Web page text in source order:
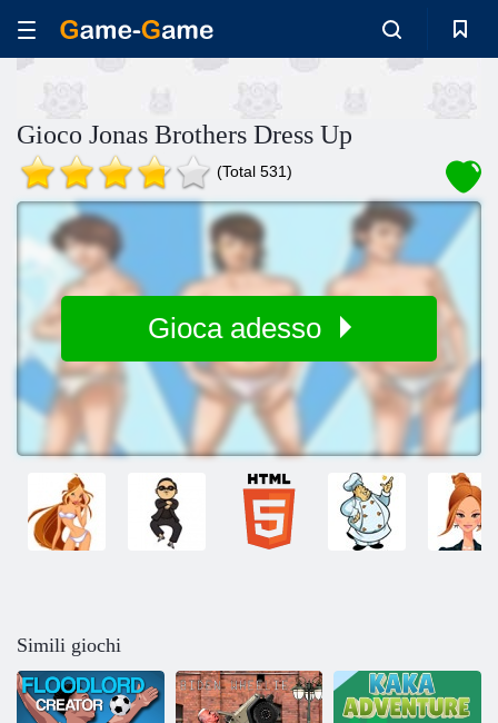
Gioco Jonas Brothers Dress Up
(Total 531)
Gioca adesso
Simili giochi